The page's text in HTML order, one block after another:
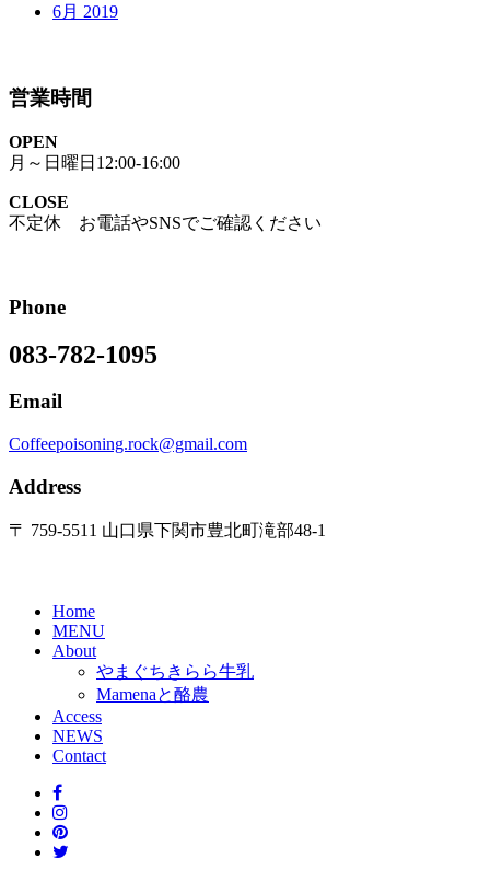
6月 2019
営業時間
OPEN
月～日曜日12:00-16:00
CLOSE
不定休 お電話やSNSでご確認ください
Phone
083-782-1095
Email
Coffeepoisoning.rock@gmail.com
Address
〒 759-5511 山口県下関市豊北町滝部48-1
Home
MENU
About
やまぐちきらら牛乳
Mamenaと酪農
Access
NEWS
Contact